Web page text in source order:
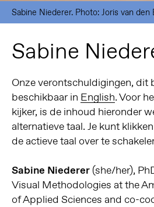
Sabine Niederer. Photo: Joris van den
Sabine
Onze verontschuldigingen, dit
beschikbaar in English. Voor
kijker, is de inhoud hieronder
alternatieve taal. Je kunt
de actieve taal over te
Sabine Niederer(she/her),
Visual Methodologies at the
of Applied Sciences and co-